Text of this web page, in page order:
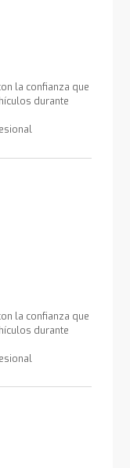
la confianza que
durante
la confianza que
durante